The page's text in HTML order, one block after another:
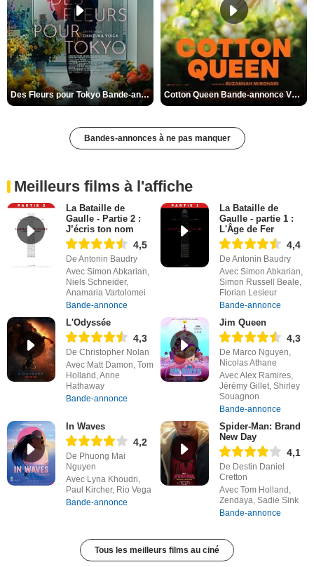
Des Fleurs pour Tokyo Bande-annonce VO STFR Cotton Queen Bande-annonce VO STFR
Bandes-annonces à ne pas manquer
Meilleurs films à l'affiche
La Bataille de
Gaulle - Partie 2 :
J’écris ton nom
4,5
De Antonin Baudry
Avec Simon Abkarian,
Niels Schneider,
Anamaria Vartolomei
Bande-annonce
La Bataille de
Gaulle - partie 1 :
L'Âge de Fer
4,4
De Antonin Baudry
Avec Simon Abkarian,
Simon Russell Beale,
Florian Lesieur
Bande-annonce
L'Odyssée
4,3
De Christopher Nolan
Avec Matt Damon, Tom
Holland, Anne
Hathaway
Bande-annonce
Jim Queen
4,3
De Marco Nguyen,
Nicolas Athane
Avec Alex Ramires,
Jérémy Gillet, Shirley
Souagnon
Bande-annonce
In Waves
4,2
De Phuong Mai
Nguyen
Avec Lyna Khoudri,
Paul Kircher, Rio Vega
Bande-annonce
Spider-Man: Brand
New Day
4,1
De Destin Daniel
Cretton
Avec Tom Holland,
Zendaya, Sadie Sink
Bande-annonce
Tous les meilleurs films au ciné